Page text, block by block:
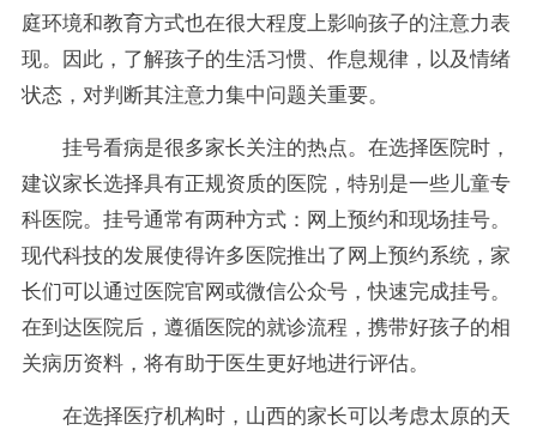
庭环境和教育方式也在很大程度上影响孩子的注意力表
现。因此，了解孩子的生活习惯、作息规律，以及情绪
状态，对判断其注意力集中问题关重要。
挂号看病是很多家长关注的热点。在选择医院时，
建议家长选择具有正规资质的医院，特别是一些儿童专
科医院。挂号通常有两种方式：网上预约和现场挂号。
现代科技的发展使得许多医院推出了网上预约系统，家
长们可以通过医院官网或微信公众号，快速完成挂号。
在到达医院后，遵循医院的就诊流程，携带好孩子的相
关病历资料，将有助于医生更好地进行评估。
在选择医疗机构时，山西的家长可以考虑太原的天